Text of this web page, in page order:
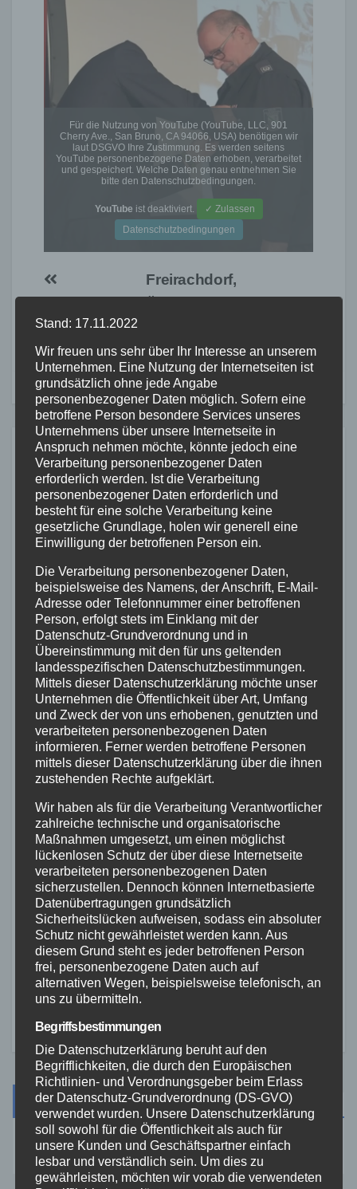
Für die Nutzung von YouTube (YouTube, LLC, 901
Cherry Ave., San Bruno, CA 94066, USA) benötigen wir
laut DSGVO Ihre Zustimmung. Es werden seitens
YouTube personenbezogene Daten erhoben, verarbeitet
und gespeichert. Welche Daten genau entnehmen Sie
bitte den Datenschutzbedingungen.
YouTube ist deaktiviert.
✓ Zulassen
Datenschutzbedingungen
Beitragsnavigation
Freirachdorf,
Olympics
Ähnliches
ALTENKIRCHEN FEUERWEHR POLIZEI
Containerbrand im
Industriegebiet Horhausen:
Feuerwehr verhindert weitere
Ausbreitung
7. AUG. 2026
FEUERWEHR NEUWIED POLIZEI RETTUNGSDIENST
Flächenbrand bei Oberdreis:
Feuerwehr verhindert
7. AUG. 2026
FEUERWEHR NEUWIED POLIZEI
Waldbrand bei Leutesdorf
schnell gelöscht – Feuerwehr
warnt vor erhöhter Brandgefahr
7. AUG. 2026
Suche
Stand: 17.11.2022
Wir freuen uns sehr über Ihr Interesse an unserem
Unternehmen. Eine Nutzung der Internetseiten ist
grundsätzlich ohne jede Angabe
personenbezogener Daten möglich. Sofern eine
betroffene Person besondere Services unseres
Unternehmens über unsere Internetseite in
Anspruch nehmen möchte, könnte jedoch eine
Verarbeitung personenbezogener Daten
erforderlich werden. Ist die Verarbeitung
personenbezogener Daten erforderlich und
besteht für eine solche Verarbeitung keine
gesetzliche Grundlage, holen wir generell eine
Einwilligung der betroffenen Person ein.
Die Verarbeitung personenbezogener Daten,
beispielsweise des Namens, der Anschrift, E-Mail-
Adresse oder Telefonnummer einer betroffenen
Person, erfolgt stets im Einklang mit der
Datenschutz-Grundverordnung und in
Übereinstimmung mit den für uns geltenden
landesspezifischen Datenschutzbestimmungen.
Mittels dieser Datenschutzerklärung möchte unser
Unternehmen die Öffentlichkeit über Art, Umfang
und Zweck der von uns erhobenen, genutzten und
verarbeiteten personenbezogenen Daten
informieren. Ferner werden betroffene Personen
mittels dieser Datenschutzerklärung über die ihnen
zustehenden Rechte aufgeklärt.
Wir haben als für die Verarbeitung Verantwortlicher
zahlreiche technische und organisatorische
Maßnahmen umgesetzt, um einen möglichst
lückenlosen Schutz der über diese Internetseite
verarbeiteten personenbezogenen Daten
sicherzustellen. Dennoch können Internetbasierte
Datenübertragungen grundsätzlich
Sicherheitslücken aufweisen, sodass ein absoluter
Schutz nicht gewährleistet werden kann. Aus
diesem Grund steht es jeder betroffenen Person
frei, personenbezogene Daten auch auf
alternativen Wegen, beispielsweise telefonisch, an
uns zu übermitteln.
Begriffsbestimmungen
Die Datenschutzerklärung beruht auf den
Begrifflichkeiten, die durch den Europäischen
Richtlinien- und Verordnungsgeber beim Erlass
der Datenschutz-Grundverordnung (DS-GVO)
verwendet wurden. Unsere Datenschutzerklärung
soll sowohl für die Öffentlichkeit als auch für
unsere Kunden und Geschäftspartner einfach
lesbar und verständlich sein. Um dies zu
gewährleisten, möchten wir vorab die verwendeten